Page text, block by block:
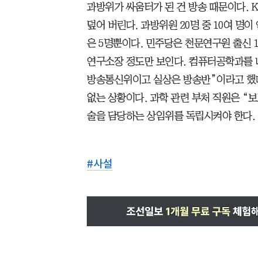
과방위가 싸움터가 된 건 방송 때문이다.
덮어 버린다. 과방위원 20명 중 10여 명
은 5명뿐이다. 민주당은 천문연구원 출신
연구소장 정도만 보인다. 컴퓨터공학과
방송통신위이고 실상은 방송반”이라고
없는 상황이다. 과학 관련 부처 직원은 “
술을 담당하는 상임위를 독립시켜야 한다.
#사설